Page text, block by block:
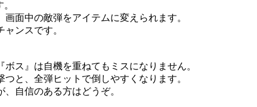
面中の敵弾をアイテムに変えられます。
ンスです。
ス』は自機を重ねてもミスになりません。
と、全弾ヒットで倒しやすくなります。
自信のある方はどうぞ。